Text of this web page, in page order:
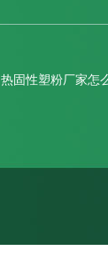
热固性塑粉厂家怎